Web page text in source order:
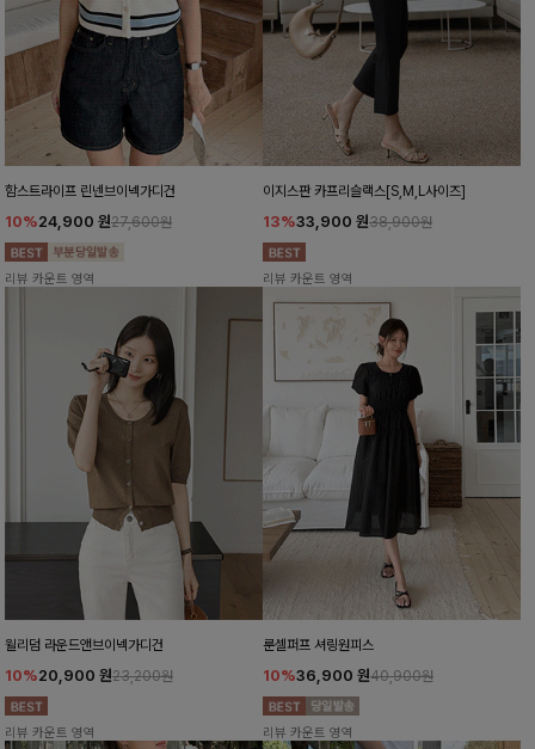
함스트라이프 린넨브이넥가디건
10%24,900 원27,600원
리뷰 카운트 영역
이지스판 카프리슬랙스[S,M,L사이즈]
13%33,900 원38,900원
리뷰 카운트 영역
윌리덤 라운드앤브이넥가디건
10%20,900 원23,200원
리뷰 카운트 영역
룬셀퍼프 셔링원피스
10%36,900 원40,900원
리뷰 카운트 영역